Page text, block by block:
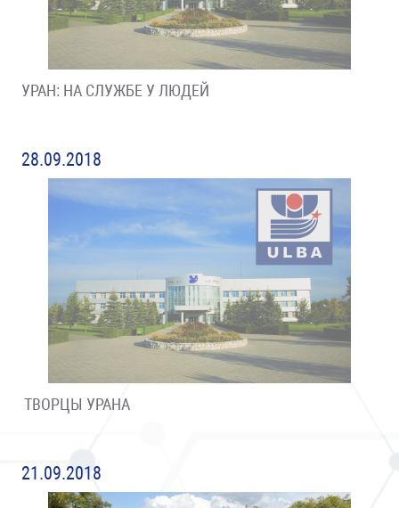
УРАН: НА СЛУЖБЕ У ЛЮДЕЙ
28.09.2018
ТВОРЦЫ УРАНА
21.09.2018